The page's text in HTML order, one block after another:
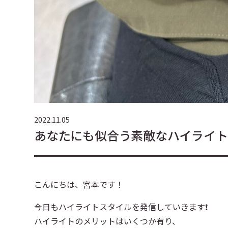
2022.11.05
あなたにも似合う素敵なハイライ
こんにちは、宮本です！
今日もハイライトスタイルを発信していきます❗️
ハイライトのメリットはいくつか有り、